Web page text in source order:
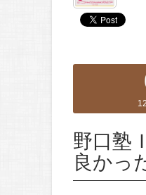
野口塾
良かっ